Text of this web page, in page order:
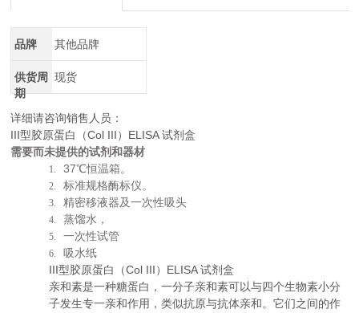
品牌 其他品牌
供货周
期
现货
详细请咨询销售人员：
III型胶原蛋白（Col III）ELISA 试剂盒
需要而未提供的试剂和器材
1.37℃恒温箱。
2.标准规格酶标仪。
3.精密移液器及一次性吸头
4.蒸馏水，
5.一次性试管
6.吸水纸
III型胶原蛋白（Col III）ELISA 试剂盒
亲和素是一种糖蛋白 ，一分子亲和素可以与四个生物素小分
子发生专一亲和作用，类似抗原与抗体亲和。它们之间的作